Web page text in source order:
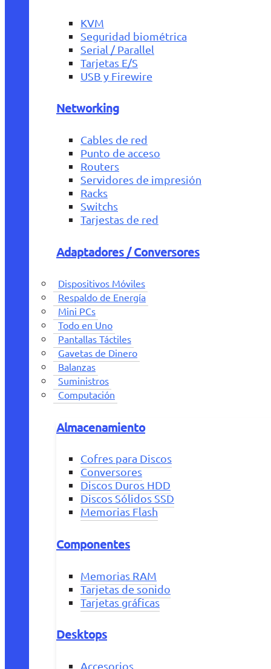
KVM
Seguridad biométrica
Serial / Parallel
Tarjetas E/S
USB y Firewire
Networking
Cables de red
Punto de acceso
Routers
Servidores de impresión
Racks
Switchs
Tarjestas de red
Adaptadores / Conversores
Dispositivos Móviles
Respaldo de Energía
Mini PCs
Todo en Uno
Pantallas Táctiles
Gavetas de Dinero
Balanzas
Suministros
Computación
Almacenamiento
Cofres para Discos
Conversores
Discos Duros HDD
Discos Sólidos SSD
Memorias Flash
Componentes
Memorias RAM
Tarjetas de sonido
Tarjetas gráficas
Desktops
Accesorios